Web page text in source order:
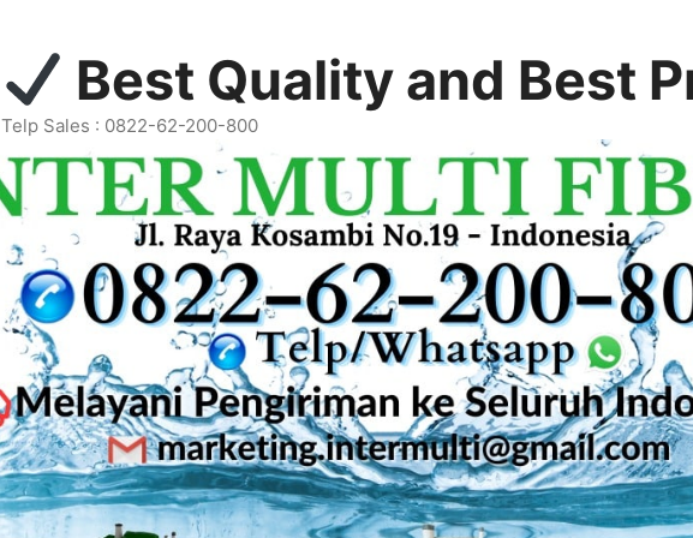
Best Quality and Best
Telp Sales : 0822-62-200-800